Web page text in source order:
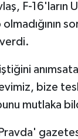
F-16'ların
verdi.
bize
mutlaka